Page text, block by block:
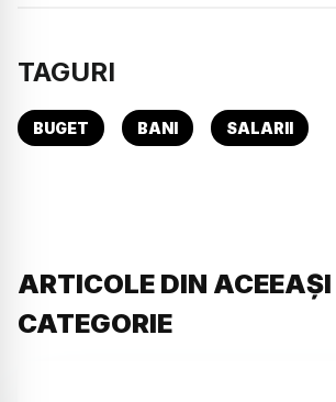
TAGURI
BUGET BANI SALARII
ARTICOLE DIN ACEEAȘI
CATEGORIE